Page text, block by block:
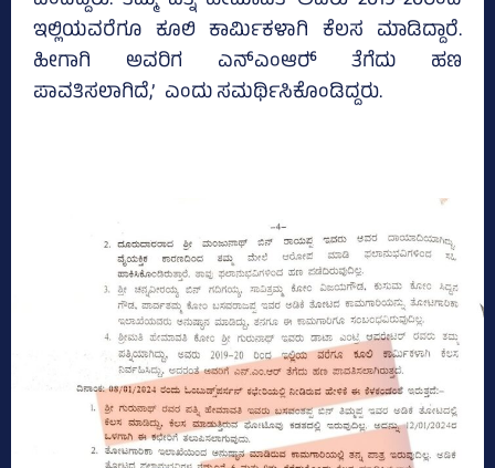
ಇಲ್ಲಿಯವರೆಗೂ ಕೂಲಿ ಕಾರ್ಮಿಕಳಾಗಿ ಕೆಲಸ ಮಾಡಿದ್ದಾರೆ.
ಹೀಗಾಗಿ ಅವರಿಗ ಎನ್‌ಎಂಆರ್‍‌ ತೆಗೆದು ಹಣ
ಪಾವತಿಸಲಾಗಿದೆ,’ ಎಂದು ಸಮರ್ಥಿಸಿಕೊಂಡಿದ್ದರು.